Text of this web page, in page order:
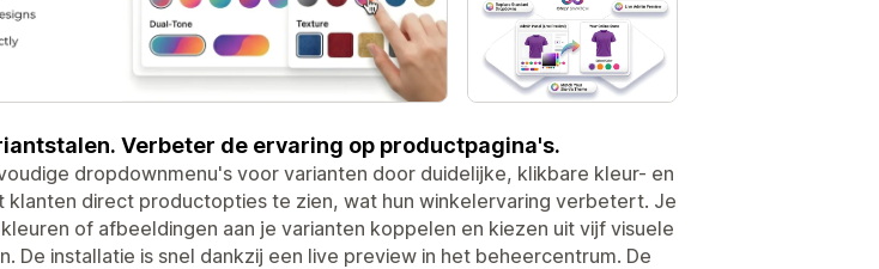
Verbeter de ervaring op productpagina's.
dropdownmenu's voor varianten door duidelijke, klikbare kleur- en
klanten direct productopties te zien, wat hun winkelervaring verbetert. Je
of afbeeldingen aan je varianten koppelen en kiezen uit vijf visuele
De installatie is snel dankzij een live preview in het beheercentrum. De